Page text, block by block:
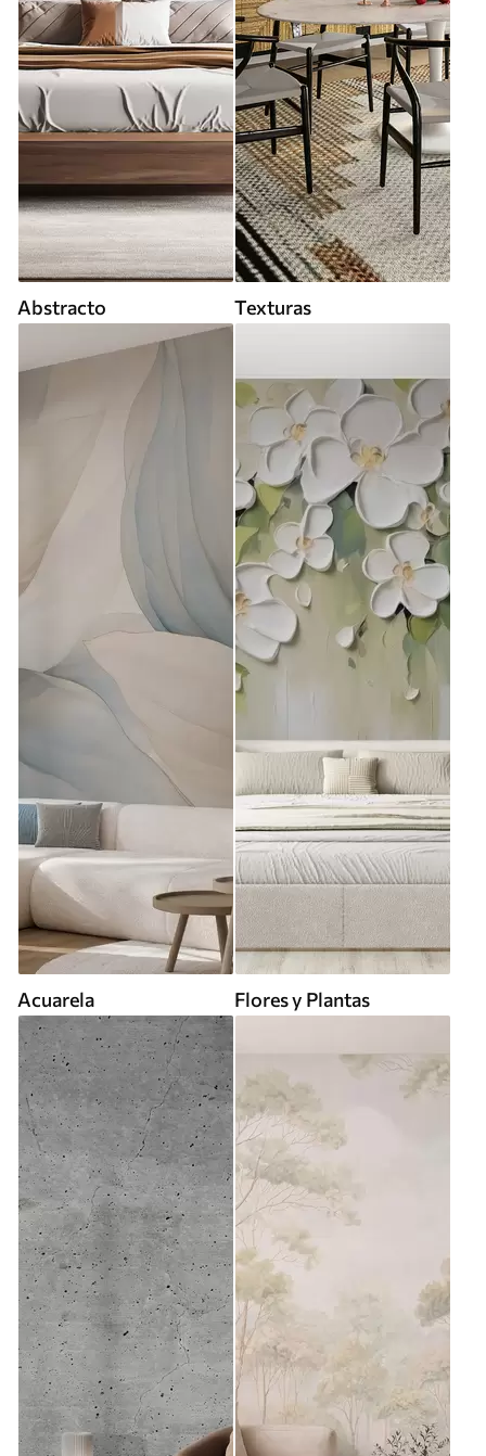
Abstracto Texturas
Acuarela Flores y Plantas